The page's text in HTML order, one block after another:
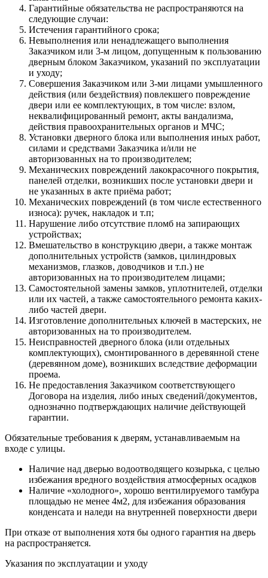
Гарантийные обязательства не распространяются на
следующие случаи:
Истечения гарантийного срока;
Невыполнения или ненадлежащего выполнения
Заказчиком или 3-м лицом, допущенным к пользованию
дверным блоком Заказчиком, указаний по эксплуатации
и уходу;
Совершения Заказчиком или 3-ми лицами умышленного
действия (или бездействия) повлекшего повреждение
двери или ее комплектующих, в том числе: взлом,
неквалифицированный ремонт, акты вандализма,
действия правоохранительных органов и МЧС;
Установки дверного блока или выполнения иных работ,
силами и средствами Заказчика и/или не
авторизованных на то производителем;
Механических повреждений лакокрасочного покрытия,
панелей отделки, возникших после установки двери и
не указанных в акте приёма работ;
Механических повреждений (в том числе естественного
износа): ручек, накладок и т.п;
Нарушение либо отсутствие пломб на запирающих
устройствах;
Вмешательство в конструкцию двери, а также монтаж
дополнительных устройств (замков, цилиндровых
механизмов, глазков, доводчиков и т.п.) не
авторизованных на то производителем лицами;
Самостоятельной замены замков, уплотнителей, отделки
или их частей, а также самостоятельного ремонта каких-
либо частей двери.
Изготовление дополнительных ключей в мастерских, не
авторизованных на то производителем.
Неисправностей дверного блока (или отдельных
комплектующих), смонтированного в деревянной стене
(деревянном доме), возникших вследствие деформации
проема.
Не предоставления Заказчиком соответствующего
Договора на изделия, либо иных сведений/документов,
однозначно подтверждающих наличие действующей
гарантии.
Обязательные требования к дверям, устанавливаемым на
входе с улицы.
Наличие над дверью водоотводящего козырька, с целью
избежания вредного воздействия атмосферных осадков
Наличие «холодного», хорошо вентилируемого тамбура
площадью не менее 4м2, для избежания образования
конденсата и наледи на внутренней поверхности двери
При отказе от выполнения хотя бы одного гарантия на дверь
на распространяется.
Указания по эксплуатации и уходу